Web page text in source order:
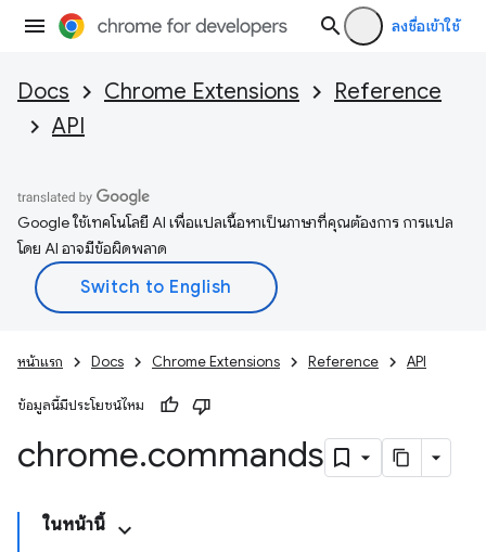
ลงชื่อเข้าใช้
Docs Chrome Extensions
Reference
API
Google ใช้เทคโนโลยี AI เพื่อแปลเนื้อหาเป็นภาษาที่คุณต้องการ การแปล
โดย AI อาจมีข้อผิดพลาด
หน้าแรก Docs Chrome Extensions Reference API
ข้อมูลนี้มีประโยชน์ไหม
chrome.commands
ในหน้านี้